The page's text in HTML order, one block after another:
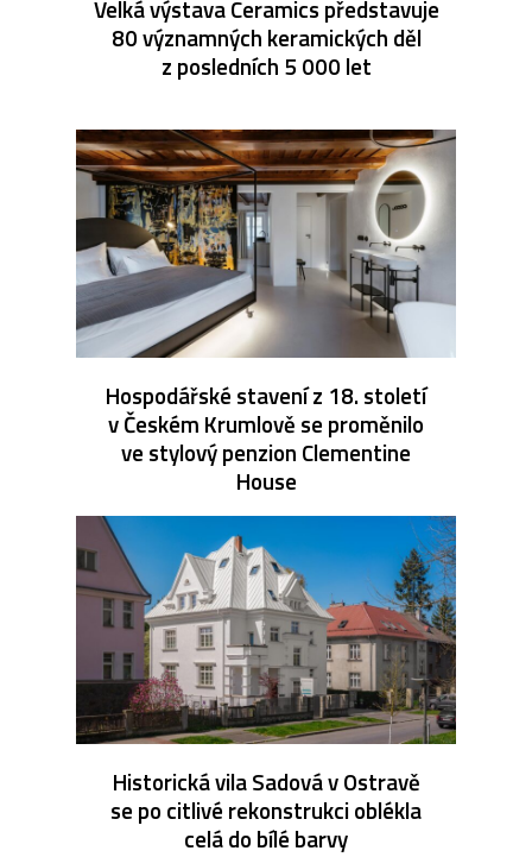
Velká výstava Ceramics představuje
80 významných keramických děl
z posledních 5 000 let
Hospodářské stavení z 18. století
v Českém Krumlově se proměnilo
ve stylový penzion Clementine
House
Historická vila Sadová v Ostravě
se po citlivé rekonstrukci oblékla
celá do bílé barvy